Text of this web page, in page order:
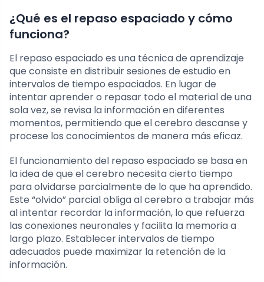
¿Qué es el repaso espaciado y cómo
funciona?
El repaso espaciado es una técnica de aprendizaje
que consiste en distribuir sesiones de estudio en
intervalos de tiempo espaciados. En lugar de
intentar aprender o repasar todo el material de una
sola vez, se revisa la información en diferentes
momentos, permitiendo que el cerebro descanse y
procese los conocimientos de manera más eficaz.
El funcionamiento del repaso espaciado se basa en
la idea de que el cerebro necesita cierto tiempo
para olvidarse parcialmente de lo que ha aprendido.
Este “olvido” parcial obliga al cerebro a trabajar más
al intentar recordar la información, lo que refuerza
las conexiones neuronales y facilita la memoria a
largo plazo. Establecer intervalos de tiempo
adecuados puede maximizar la retención de la
información.